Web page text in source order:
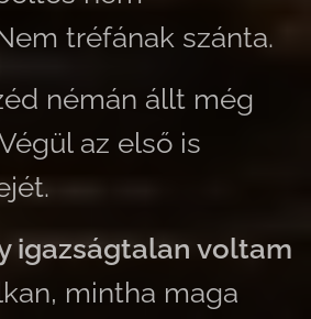
tréfának szánta.
némán állt még
az első is
igazságtalan voltam
mintha maga